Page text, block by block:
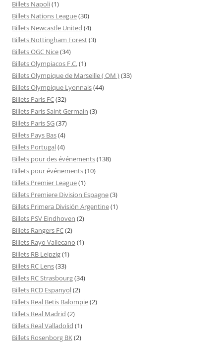
Billets Napoli(1)
Billets Nations League(30)
Billets Newcastle United (4)
Billets Nottingham Forest(3)
Billets OGC Nice(34)
Billets Olympiacos F.C.(1)
Billets Olympique de Marseille ( OM )(33)
Billets Olympique Lyonnais(44)
Billets Paris FC(32)
Billets Paris Saint Germain (3)
Billets Paris SG(37)
Billets Pays Bas(4)
Billets Portugal(4)
Billets pour des événements(138)
Billets pour événements(10)
Billets Premier League(1)
Billets Premiere Division Espagne(3)
Billets Primera División Argentine(1)
Billets PSV Eindhoven (2)
Billets Rangers FC(2)
Billets Rayo Vallecano (1)
Billets RB Leipzig(1)
Billets RC Lens(33)
Billets RC Strasbourg(34)
Billets RCD Espanyol(2)
Billets Real Betis Balompie(2)
Billets Real Madrid (2)
Billets Real Valladolid (1)
Billets Rosenborg BK(2)